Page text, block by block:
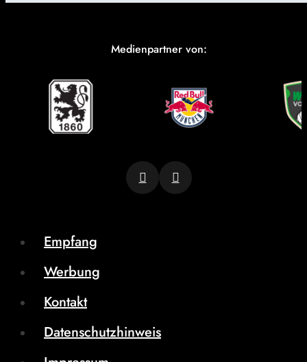
Medienpartner von:
Empfang
Werbung
Kontakt
Datenschutzhinweis